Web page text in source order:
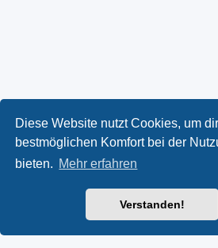
Diese Website nutzt Cookies, um
bestmöglichen Komfort bei der
bieten. Mehr erfahren
Verstanden!